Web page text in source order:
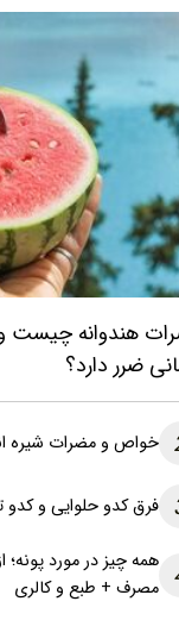
هندوانه چیست و
ضرر دارد؟
خواص و مضرات شیره
فرق کدو حلوایی و
همه چیز در مورد
مصرف + طبع و کالری